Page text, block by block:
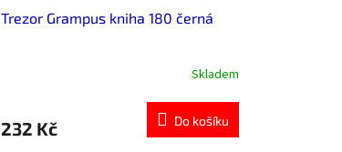
Trezor Grampus kniha 180 černá
je
Skladem
232 Kč Do košíku